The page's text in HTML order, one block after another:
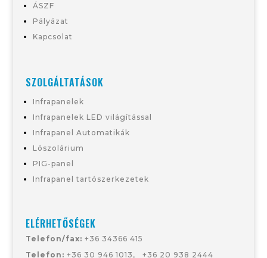
ÁSZF
Pályázat
Kapcsolat
SZOLGÁLTATÁSOK
Infrapanelek
Infrapanelek LED világítással
Infrapanel Automatikák
Lószolárium
PIG-panel
Infrapanel tartószerkezetek
ELÉRHETŐSÉGEK
Telefon/fax: +36 34366 415
Telefon: +36 30 946 1013 , +36 20 938 2444